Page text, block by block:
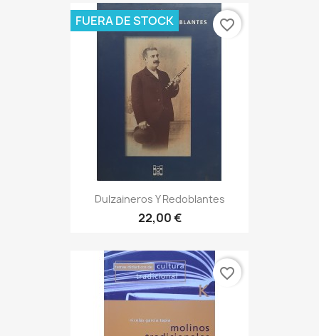
Dulzaineros Y Redoblantes
22,00 €
FUERA DE STOCK favorite_border
favorite_border